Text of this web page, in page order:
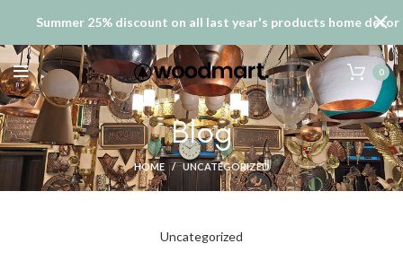
0
Blog
HOME UNCATEGORIZED
Uncategorized
Summer 25% discount on all last year's products home decor